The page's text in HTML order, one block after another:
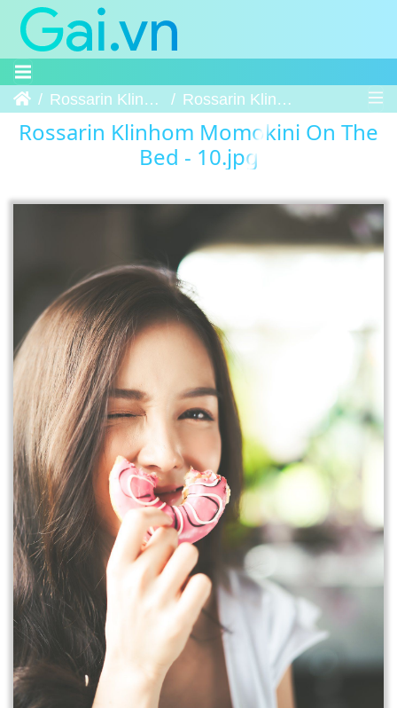
Trang chủRossarin Klinhom Momokini On The Bed Rossarin Klinhom Momokini On The Bed - 10
Rossarin Klinhom Momokini On The
Bed - 10.jpg